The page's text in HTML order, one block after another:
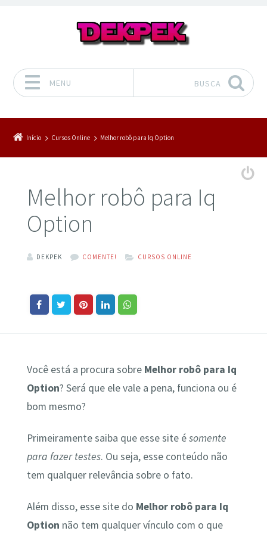
MENU BUSCA
Início Cursos Online Melhor robô para Iq Option
Melhor robô para Iq
Option
DEKPEK COMENTE! CURSOS ONLINE
Você está a procura sobre Melhor robô para Iq
Option? Será que ele vale a pena, funciona ou é
bom mesmo?
Primeiramente saiba que esse site ésomente
para fazer testes. Ou seja, esse conteúdo não
tem qualquer relevância sobre o fato.
Além disso, esse site do Melhor robô para Iq
Option não tem qualquer vínculo com o que